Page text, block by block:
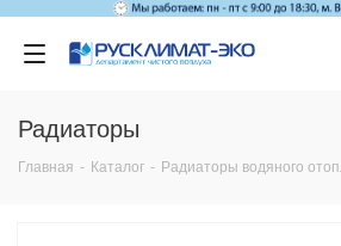
Радиаторы
Главная - Каталог - Радиаторы водяного